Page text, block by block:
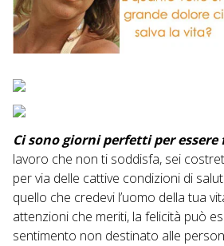
Ci sono giorni perfetti per essere
lavoro che non ti soddisfa, sei
per via delle cattive condizioni di
quello che credevi l’uomo della tua
attenzioni che meriti, la felicità può
sentimento non destinato alle